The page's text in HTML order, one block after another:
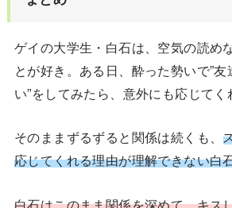
ゲイの大学生・白石は、空気の読め
とが好き。ある日、酔った勢いで”
い”をしてみたら、意外にも応じてく
そのままずるずると関係は続くも、
応じてくれる理由が理解できない白
白石はこのまま関係を深めて、キス